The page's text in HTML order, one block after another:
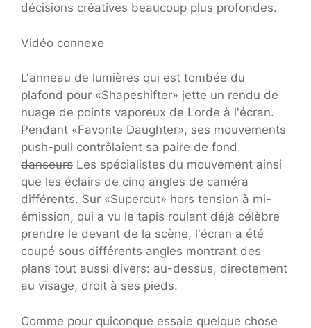
décisions créatives beaucoup plus profondes.
Vidéo connexe
L'anneau de lumières qui est tombée du
plafond pour «Shapeshifter» jette un rendu de
nuage de points vaporeux de Lorde à l'écran.
Pendant «Favorite Daughter», ses mouvements
push-pull contrôlaient sa paire de fond
danseurs Les spécialistes du mouvement ainsi
que les éclairs de cinq angles de caméra
différents. Sur «Supercut» hors tension à mi-
émission, qui a vu le tapis roulant déjà célèbre
prendre le devant de la scène, l'écran a été
coupé sous différents angles montrant des
plans tout aussi divers: au-dessus, directement
au visage, droit à ses pieds.
Comme pour quiconque essaie quelque chose